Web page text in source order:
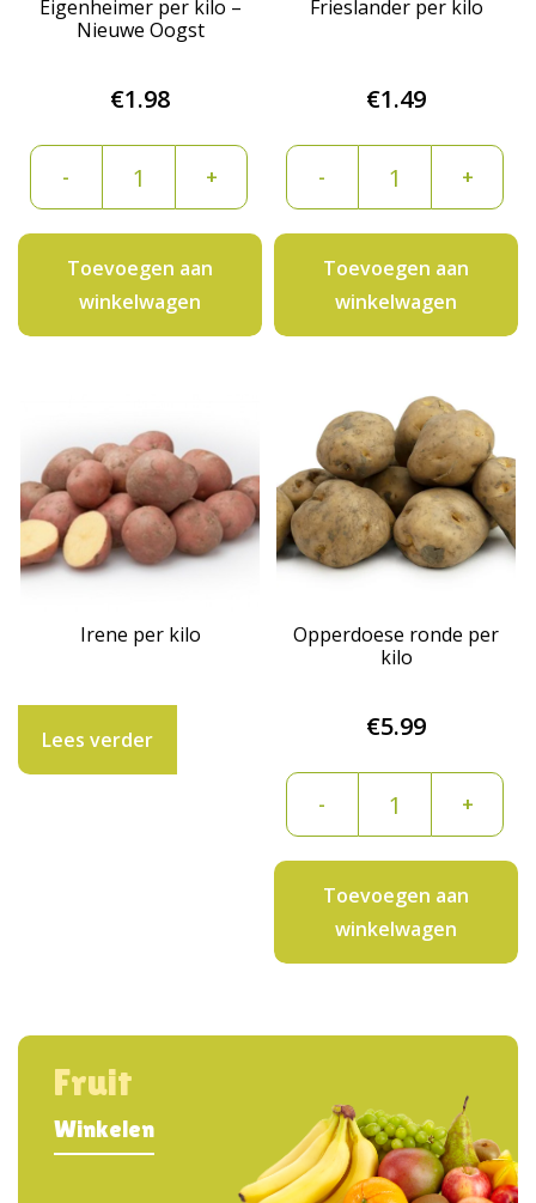
Eigenheimer per kilo –
Nieuwe Oogst
€1.98
-
kilo
-
Nieuwe
+
Toevoegen aan
winkelwagen
Frieslander per kilo
€1.49
-
kilo
aantal
+
Toevoegen aan
winkelwagen
Irene per kilo
Lees verder
Opperdoese ronde per
kilo
€5.99
-
ronde
per
kilo
aantal
+
Toevoegen aan
winkelwagen
Fruit
Winkelen